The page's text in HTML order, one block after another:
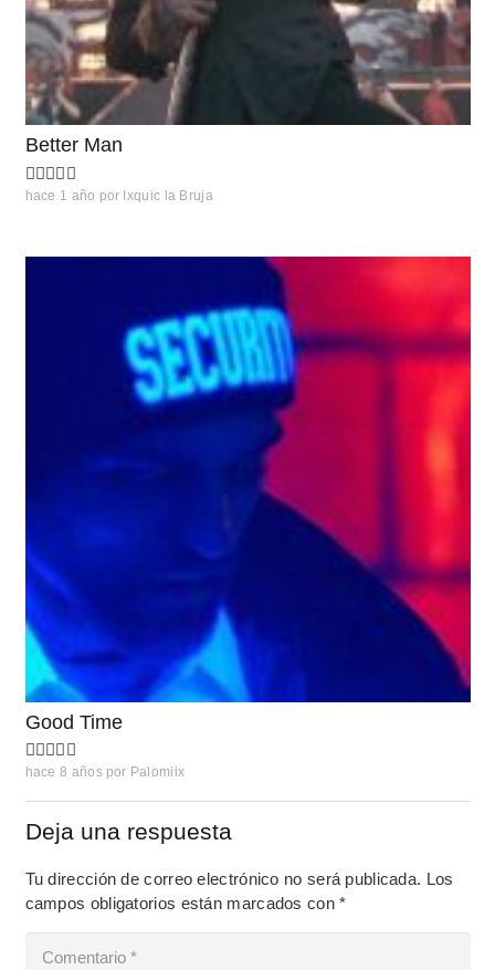
Better Man
hace 1 año por Ixquic la Bruja
Good Time
hace 8 años por Palomiix
Deja una respuesta
Tu dirección de correo electrónico no será publicada. Los
campos obligatorios están marcados con*